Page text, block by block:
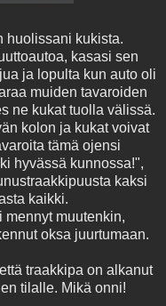
huolissani kukista.
kasasi sen
ja lopulta kun auto oli
muiden tavaroiden
ne kukat tuolla välissä.
kolon ja kukat voivat
tämä ojensi
hyvässä kunnossa!",
kaksi
kaikki.
mennyt muutenkin,
oksa juurtumaan.
traakkipa on alkanut
tilalle. Mikä onni!